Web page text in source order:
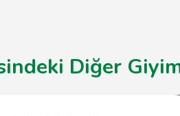
Diğer